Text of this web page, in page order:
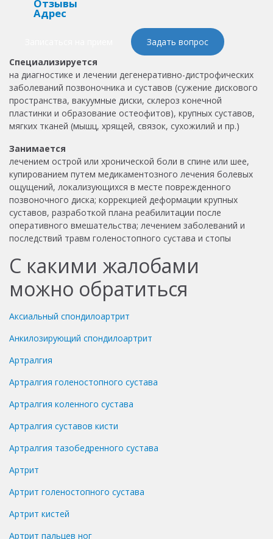
Отзывы
Адрес
Задать вопрос
Специализируется
на диагностике и лечении дегенеративно-дистрофических
заболеваний позвоночника и суставов (сужение дискового
пространства, вакуумные диски, склероз конечной
пластинки и образование остеофитов), крупных суставов,
мягких тканей (мышц, хрящей, связок, сухожилий и пр.)
Занимается
лечением острой или хронической боли в спине или шее,
купированием путем медикаментозного лечения болевых
ощущений, локализующихся в месте поврежденного
позвоночного диска; коррекцией деформации крупных
суставов, разработкой плана реабилитации после
оперативного вмешательства; лечением заболеваний и
последствий травм голеностопного сустава и стопы
С какими жалобами
можно обратиться
Аксиальный спондилоартрит
Анкилозирующий спондилоартрит
Артралгия
Артралгия голеностопного сустава
Артралгия коленного сустава
Артралгия суставов кисти
Артралгия тазобедренного сустава
Артрит
Артрит голеностопного сустава
Артрит кистей
Артрит пальцев ног